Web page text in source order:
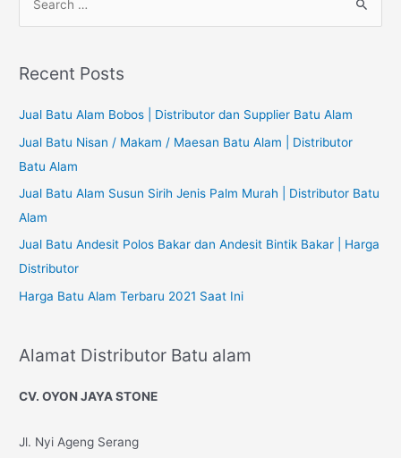
Supplier
Alam
r
h
o
:
Recent Posts
Jual Batu Alam Bobos | Distributor dan Supplier Batu Alam
Jual Batu Nisan / Makam / Maesan Batu Alam | Distributor
Batu Alam
Jual Batu Alam Susun Sirih Jenis Palm Murah | Distributor Batu
Alam
Jual Batu Andesit Polos Bakar dan Andesit Bintik Bakar | Harga
Distributor
Harga Batu Alam Terbaru 2021 Saat Ini
Alamat Distributor Batu alam
CV. OYON JAYA STONE
Jl. Nyi Ageng Serang